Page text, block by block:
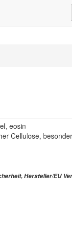
eosin
Cellulose,
Hersteller/EU